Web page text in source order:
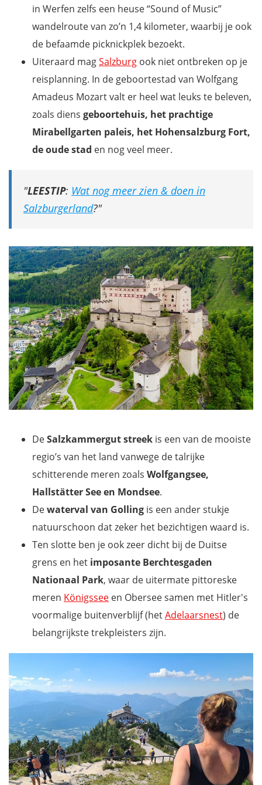
in Werfen zelfs een heuse “Sound of Music”
wandelroute van zo’n 1,4 kilometer, waarbij je ook
de befaamde picknickplek bezoekt.
Uiteraard magSalzburg ook niet ontbreken op je
reisplanning. In de geboortestad van Wolfgang
Amadeus Mozart valt er heel wat leuks te beleven,
zoals diens geboortehuis, het prachtige
Mirabellgarten paleis, het Hohensalzburg Fort,
de oude stad en nog veel meer.
LEESTIP: Wat nog meer zien & doen in
Salzburgerland?
DeSalzkammergutstreek is een van de mooiste
regio’s van het land vanwege de talrijke
schitterende meren zoals Wolfgangsee,
Hallstätter See en Mondsee.
Dewaterval van Golling is een ander stukje
natuurschoon dat zeker het bezichtigen waard is.
Ten slotte ben je ook zeer dicht bij de Duitse
grens en het imposante Berchtesgaden
Nationaal Park, waar de uitermate pittoreske
meren Königssee en Obersee samen met Hitler's
voormalige buitenverblijf (hetAdelaarsnest) de
belangrijkste trekpleisters zijn.